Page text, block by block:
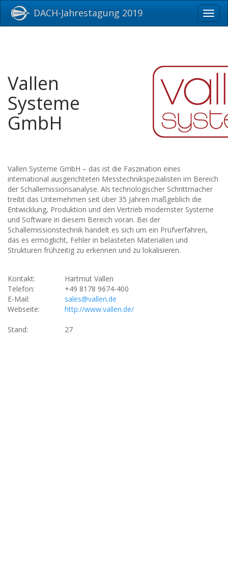
DACH-Jahrestagung 2019
Vallen
Systeme
GmbH
Vallen Systeme GmbH – das ist die Faszination eines
international ausgerichteten Messtechnikspezialisten im Bereich
der Schallemissionsanalyse. Als technologischer Schrittmacher
treibt das Unternehmen seit über 35 Jahren maßgeblich die
Entwicklung, Produktion und den Vertrieb modernster Systeme
und Software in diesem Bereich voran. Bei der
Schallemissionstechnik handelt es sich um ein Prüfverfahren,
das es ermöglicht, Fehler in belasteten Materialien und
Strukturen frühzeitig zu erkennen und zu lokalisieren.
Kontakt:
Hartmut Vallen
Telefon:
+49 8178 9674-400
E-Mail:
sales@vallen.de
Webseite:
http://www.vallen.de/
Stand: 27